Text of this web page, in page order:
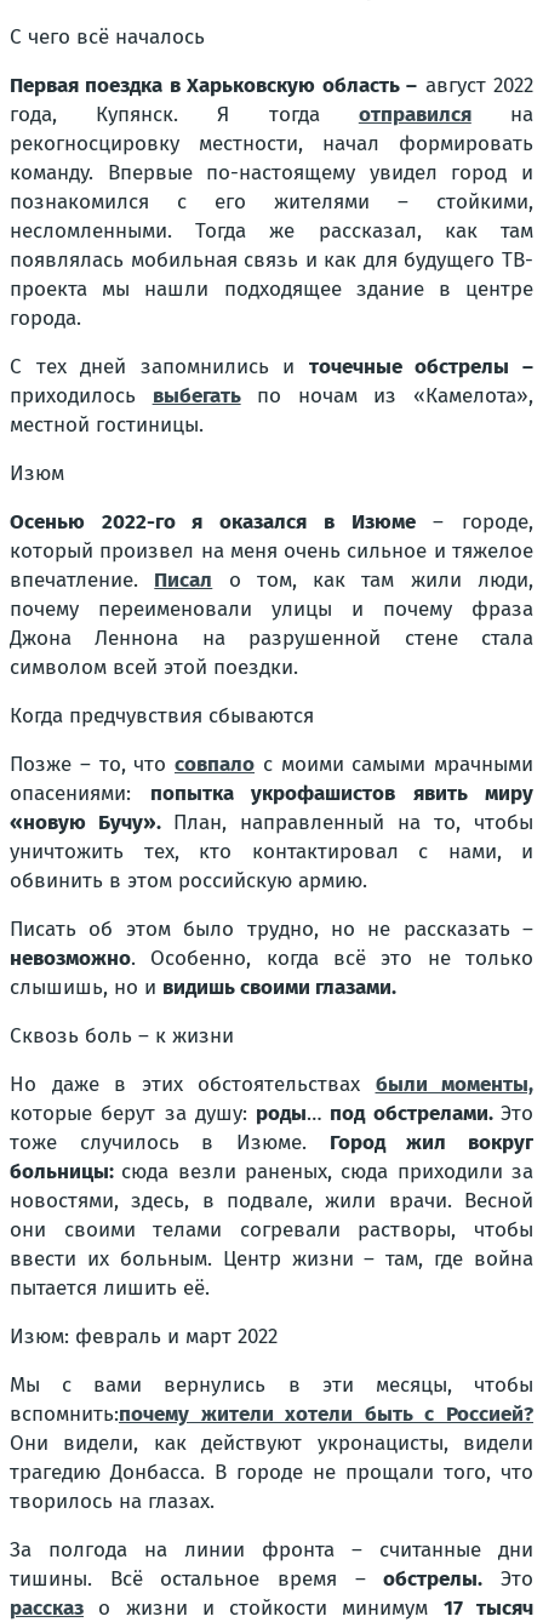
С чего всё началось
Первая поездка в Харьковскую область – август 2022
года, Купянск. Я тогда отправилсяна
рекогносцировку местности, начал формировать
команду. Впервые по-настоящему увидел город и
познакомился с его жителями – стойкими,
несломленными. Тогда же рассказал, как там
появлялась мобильная связь и как для будущего ТВ-
проекта мы нашли подходящее здание в центре
города.
С тех дней запомнились и точечные обстрелы –
приходилось выбегатьпо ночам из «Камелота»,
местной гостиницы.
Изюм
Осенью 2022-го я оказался в Изюме– городе,
который произвел на меня очень сильное и тяжелое
впечатление. Писал о том, как там жили люди,
почему переименовали улицы и почему фраза
Джона Леннона на разрушенной стене стала
символом всей этой поездки.
Когда предчувствия сбываются
Позже – то, что совпало с моими самыми мрачными
опасениями: попытка укрофашистов явить миру
«новую Бучу». План, направленный на то, чтобы
уничтожить тех, кто контактировал с нами, и
обвинить в этом российскую армию.
Писать об этом было трудно, но не рассказать –
невозможно. Особенно, когда всё это не только
слышишь, но и видишь своими глазами.
Сквозь боль – к жизни
Но даже в этих обстоятельствах были моменты,
которые берут за душу: роды… под обстрелами.Это
тоже случилось в Изюме. Город жил вокруг
больницы: сюда везли раненых, сюда приходили за
новостями, здесь, в подвале, жили врачи. Весной
они своими телами согревали растворы, чтобы
ввести их больным. Центр жизни – там, где война
пытается лишить её.
Изюм: февраль и март 2022
Мы с вами вернулись в эти месяцы, чтобы
вспомнить:почему жители хотели быть с Россией?
Они видели, как действуют укронацисты, видели
трагедию Донбасса. В городе не прощали того, что
творилось на глазах.
За полгода на линии фронта – считанные дни
тишины. Всё остальное время –обстрелы. Это
рассказ о жизни и стойкости минимум 17 тысяч